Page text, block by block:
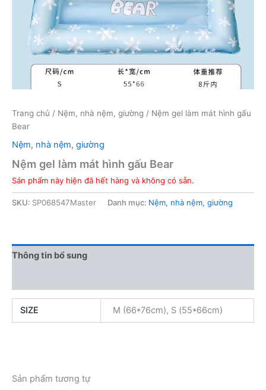
Trang chủ / Nệm, nhà nệm, giường / Nệm gel làm mát hình gấu
Bear
Nệm, nhà nệm, giường
Nệm gel làm mát hình gấu Bear
Sản phẩm này hiện đã hết hàng và không có sẵn.
SKU: SP068547Master Danh mục: Nệm, nhà nệm, giường
Thông tin bổ sung
SIZE M (66*76cm), S (55*66cm)
Sản phẩm tương tự